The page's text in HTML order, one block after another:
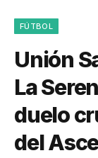
FÚTBOL
Unión
La
duelo
del